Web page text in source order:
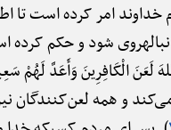
خداوند امر کرده ⁭است تا
شود و حکم کرده
لَعَنَ الْکَافِرِینَ وَأَعَدَّ لَهُمْ
و همه لعن‌کنندگان